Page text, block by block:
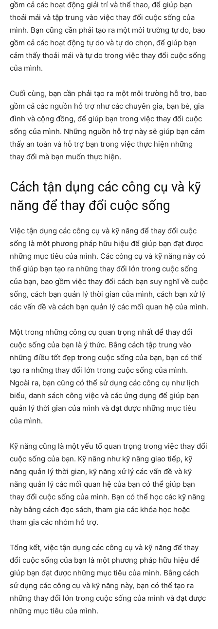
gồm cả các hoạt động giải trí và thể thao, để giúp bạn
thoải mái và tập trung vào việc thay đổi cuộc sống của
mình. Bạn cũng cần phải tạo ra một môi trường tự do, bao
gồm cả các hoạt động tự do và tự do chọn, để giúp bạn
cảm thấy thoải mái và tự do trong việc thay đổi cuộc sống
của mình.
Cuối cùng, bạn cần phải tạo ra một môi trường hỗ trợ, bao
gồm cả các nguồn hỗ trợ như các chuyên gia, bạn bè, gia
đình và cộng đồng, để giúp bạn trong việc thay đổi cuộc
sống của mình. Những nguồn hỗ trợ này sẽ giúp bạn cảm
thấy an toàn và hỗ trợ bạn trong việc thực hiện những
thay đổi mà bạn muốn thực hiện.
Cách tận dụng các công cụ và kỹ
năng để thay đổi cuộc sống
Việc tận dụng các công cụ và kỹ năng để thay đổi cuộc
sống là một phương pháp hữu hiệu để giúp bạn đạt được
những mục tiêu của mình. Các công cụ và kỹ năng này có
thể giúp bạn tạo ra những thay đổi lớn trong cuộc sống
của bạn, bao gồm việc thay đổi cách bạn suy nghĩ về cuộc
sống, cách bạn quản lý thời gian của mình, cách bạn xử lý
các vấn đề và cách bạn quản lý các mối quan hệ của mình.
Một trong những công cụ quan trọng nhất để thay đổi
cuộc sống của bạn là ý thức. Bằng cách tập trung vào
những điều tốt đẹp trong cuộc sống của bạn, bạn có thể
tạo ra những thay đổi lớn trong cuộc sống của mình.
Ngoài ra, bạn cũng có thể sử dụng các công cụ như lịch
biểu, danh sách công việc và các ứng dụng để giúp bạn
quản lý thời gian của mình và đạt được những mục tiêu
của mình.
Kỹ năng cũng là một yếu tố quan trọng trong việc thay đổi
cuộc sống của bạn. Kỹ năng như kỹ năng giao tiếp, kỹ
năng quản lý thời gian, kỹ năng xử lý các vấn đề và kỹ
năng quản lý các mối quan hệ của bạn có thể giúp bạn
thay đổi cuộc sống của mình. Bạn có thể học các kỹ năng
này bằng cách đọc sách, tham gia các khóa học hoặc
tham gia các nhóm hỗ trợ.
Tổng kết, việc tận dụng các công cụ và kỹ năng để thay
đổi cuộc sống của bạn là một phương pháp hữu hiệu để
giúp bạn đạt được những mục tiêu của mình. Bằng cách
sử dụng các công cụ và kỹ năng này, bạn có thể tạo ra
những thay đổi lớn trong cuộc sống của mình và đạt được
những mục tiêu của mình.